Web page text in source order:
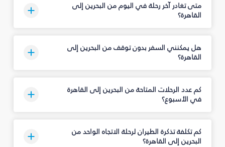
متى تغادر آخر رحلة في اليوم من البحرين إلى
القاهرة؟
هل يمكنني السفر بدون توقف من البحرين إلى
القاهرة؟
كم عدد الرحلات المتاحة من البحرين إلى القاهرة
في الأسبوع؟
كم تكلفة تذكرة الطيران لرحلة الاتجاه الواحد من
البحرين إلى القاهرة؟